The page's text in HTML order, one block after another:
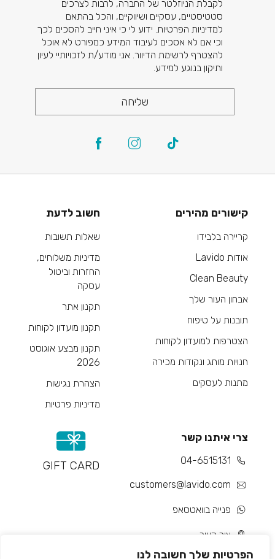
הפרטיות שלך חשובה לנו
לקבלת הניוזלטר של החברה, לרבות לצרכים
סטטיסטיים, עסקיים ושיווקיים, והכל בהתאם
למדיניות הפרטיות. ידוע לי כי איני חייב להסכים לכך
וכי אם לא אסכים לעיבוד המידע כמפורט לא אוכל
להצטרף לרשימת הדיוור. אני מודע/ת לזכויותיי לעיון
ותיקון בנוגע למידע.
שליחה
קישורים מהירים
קריירה בלבידו
אודות Lavido
Clean Beauty
אבחון העור שלך
תובנות על טיפוח
הצטרפות למועדון לקוחות
חנויות מותג ונקודות מכירה
מתנות לעסקים
חשוב לדעת
שאלות תשובות
מדיניות משלוחים,
החזרות וביטול
עסקה
תקנון אתר
תקנון מועדון לקוחות
תקנון מבצע אוגוסט
2026
הצהרת נגישות
מדיניות פרטיות
צרי איתנו קשר
04-6515131
customers@lavido.com
פנייה בוואטסאפ
צור קשר
GIFT CARD